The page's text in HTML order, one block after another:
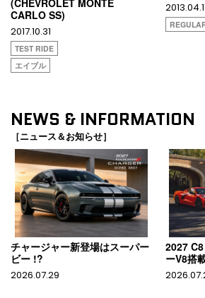
CARLO SS)
2017.10.31
TEST RIDE
エイブル
NEWS & INFORMATION
［ニュース＆お知らせ］
チャージャー新登場はスーパー
ビー !?
2026.07.29
2027
ーV8搭